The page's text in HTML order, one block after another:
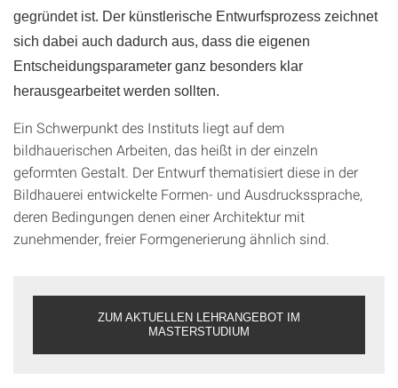
gegründet ist. Der künstlerische Entwurfsprozess zeichnet
sich dabei auch dadurch aus, dass die eigenen
Entscheidungsparameter ganz besonders klar
herausgearbeitet werden sollten.
Ein Schwerpunkt des Instituts liegt auf dem
bildhauerischen Arbeiten, das heißt in der einzeln
geformten Gestalt. Der Entwurf thematisiert diese in der
Bildhauerei entwickelte Formen- und Ausdruckssprache,
deren Bedingungen denen einer Architektur mit
zunehmender, freier Formgenerierung ähnlich sind.
ZUM AKTUELLEN LEHRANGEBOT IM
MASTERSTUDIUM